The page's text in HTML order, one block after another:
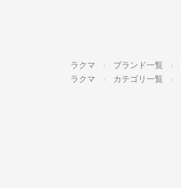
ラクマ ブランド一覧
ラクマ カテゴリ一覧